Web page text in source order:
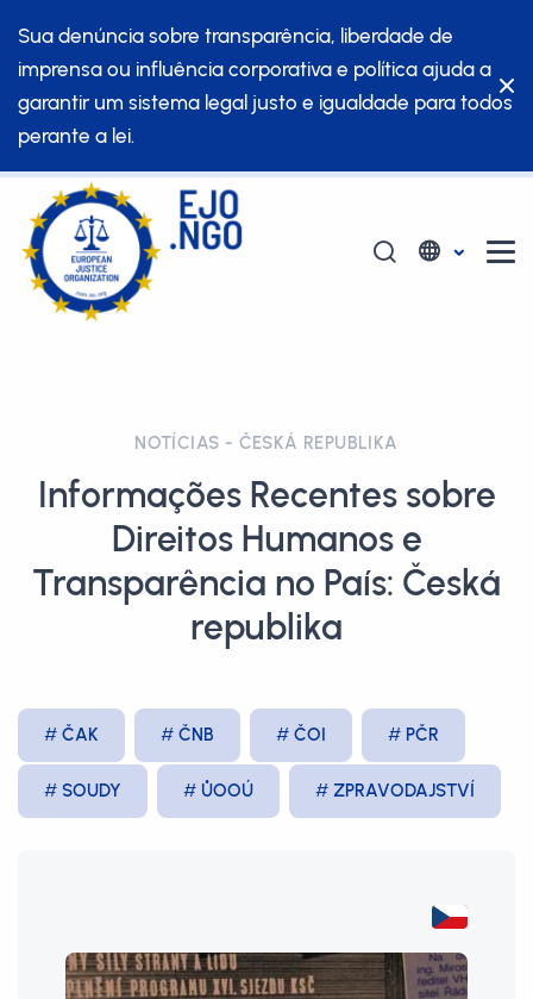
Sua denúncia sobre transparência, liberdade de
imprensa ou influência corporativa e política ajuda a
garantir um sistema legal justo e igualdade para todos
perante a lei.
NOTÍCIAS - ČESKÁ REPUBLIKA
Informações Recentes sobre
Direitos Humanos e
Transparência no País: Česká
republika
ČAK ČNB ČOI PČR
SOUDY ŮOOÚ ZPRAVODAJSTVÍ